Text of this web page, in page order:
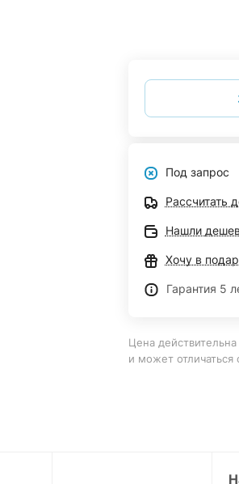
Под запрос
Рассчитать
Нашли
Хочу в
Гарантия 5
Цена
и может отличаться